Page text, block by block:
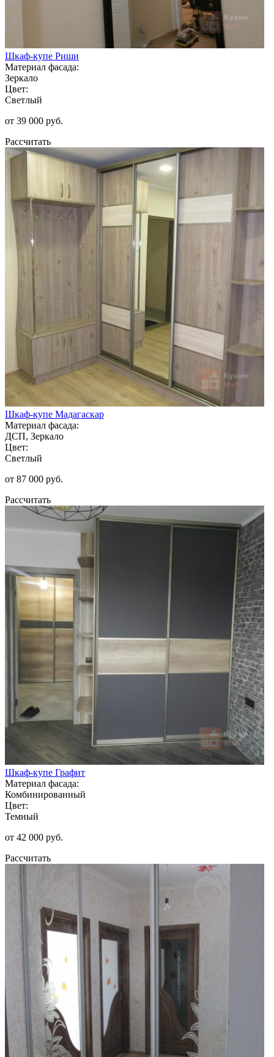
Шкаф-купе Риши
Материал фасада:
Зеркало
Цвет:
Светлый
от 39 000 руб.
Рассчитать
Шкаф-купе Мадагаскар
Материал фасада:
ДСП, Зеркало
Цвет:
Светлый
от 87 000 руб.
Рассчитать
Шкаф-купе Графит
Материал фасада:
Комбинированный
Цвет:
Темный
от 42 000 руб.
Рассчитать